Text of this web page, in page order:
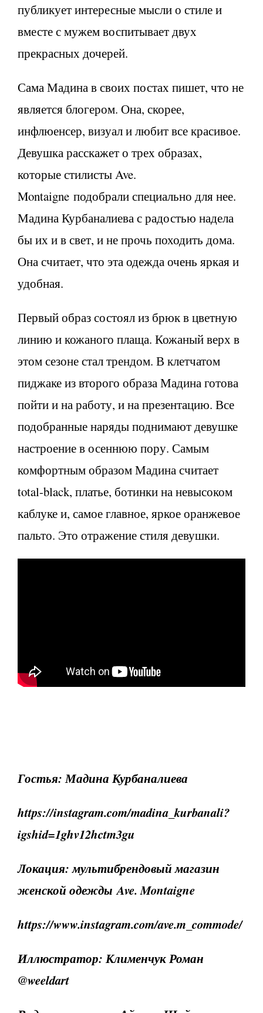
публикует интересные мысли о стиле и
вместе с мужем воспитывает двух
прекрасных дочерей.
Сама Мадина в своих постах пишет, что не
является блогером. Она, скорее,
инфлюенсер, визуал и любит все красивое.
Девушка расскажет о трех образах,
которые стилисты Ave.
Montaigne подобрали специально для нее.
Мадина Курбаналиева с радостью надела
бы их и в свет, и не прочь походить дома.
Она считает, что эта одежда очень яркая и
удобная.
Первый образ состоял из брюк в цветную
линию и кожаного плаща. Кожаный верх в
этом сезоне стал трендом. В клетчатом
пиджаке из второго образа Мадина готова
пойти и на работу, и на презентацию. Все
подобранные наряды поднимают девушке
настроение в осеннюю пору. Самым
комфортным образом Мадина считает
total-black, платье, ботинки на невысоком
каблуке и, самое главное, яркое оранжевое
пальто. Это отражение стиля девушки.
Гостья: Мадина Курбаналиева
https://instagram.com/madina_kurbanali?
igshid=1ghv12hctm3gu
Локация: мультибрендовый магазин
женской одежды Ave. Montaigne
https://www.instagram.com/ave.m_commode/
Иллюстратор: Клименчук Роман
@weeldart